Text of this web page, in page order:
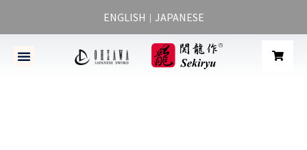
ENGLISH ｜ JAPANESE